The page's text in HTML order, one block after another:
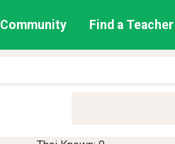
Community Find a Teacher